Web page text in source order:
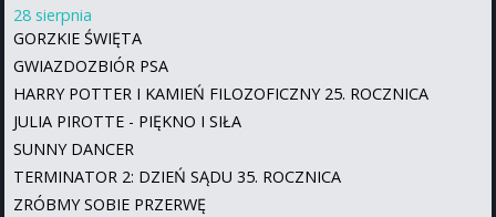
28 sierpnia
GORZKIE ŚWIĘTA
GWIAZDOZBIÓR PSA
HARRY POTTER I KAMIEŃ FILOZOFICZNY 25. ROCZNICA
JULIA PIROTTE - PIĘKNO I SIŁA
SUNNY DANCER
TERMINATOR 2: DZIEŃ SĄDU 35. ROCZNICA
ZRÓBMY SOBIE PRZERWĘ